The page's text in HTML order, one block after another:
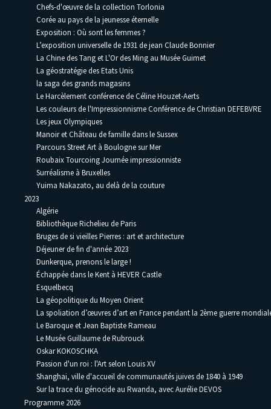
Chefs-d'œuvre de la collection Torlonia
Corée au pays de la jeunesse éternelle
Exposition : Où sont les femmes ?
L’exposition universelle de 1931 de jean Claude Bonnier
La Chine des Tang et L'Or des Ming au Musée Guimet
La géostratégie des Etats Unis
la saga des grands magasins
Le Harcèlement conférence de Céline Houzet-Aerts
Les couleurs de l'Impressionnisme Conférence de Christian DEFEBVRE
Les jeux Olympiques
Manoir et Château de famille dans le Sussex
Parcours Street Art à Boulogne sur Mer
Roubaix Tourcoing Journée impressionniste
Surréalisme à Bruxelles
Yuima Nakazato, au delà de la couture
2023
Algérie
Bibliothèque Richelieu de Paris
Bruges de si vieilles Pierres : art et architecture
Déjeuner de fin d'année 2023
Dunkerque, prenons le large !
Échappée dans le Kent à HEVER Castle
Esquelbecq
La géopolitique du Moyen Orient
La spoliation d’œuvres d’art en France pendant la 2ème guerre
Le Baroque et Jean Baptiste Rameau
Le Musée Guillaume de Rubrouck
Oskar KOKOSCHKA
Passion d'un roi : l'Art selon Louis XV
Shanghai, ville d'accueil de communautés juives de 1840 à 1949
Sur la trace du génocide au Rwanda, avec Aurélie DEVOS
Programme 2026